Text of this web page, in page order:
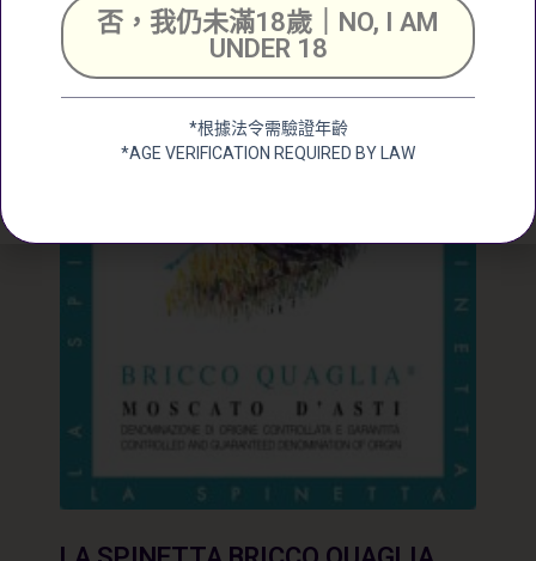
否，我仍未滿18歲｜NO, I AM
UNDER 18
*根據法令需驗證年齡
*AGE VERIFICATION REQUIRED BY LAW